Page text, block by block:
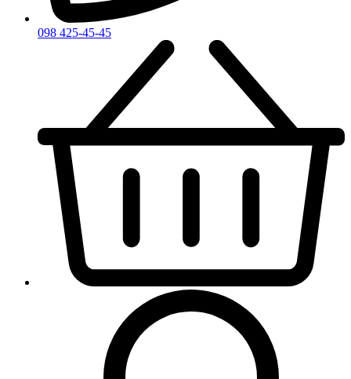
098 425-45-45